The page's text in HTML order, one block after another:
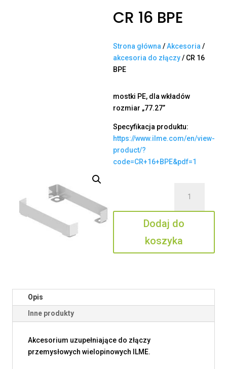
CR 16 BPE
Strona główna /Akcesoria /
akcesoria do złączy/ CR 16
BPE
mostki PE, dla wkładów
rozmiar „77.27”
Specyfikacja produktu:
https://www.ilme.com/en/view-
product/?
code=CR+16+BPE&pdf=1
16
BPE
Dodaj do
koszyka
Opis
Inne produkty
Akcesorium uzupełniające do złączy
przemysłowych wielopinowych ILME.